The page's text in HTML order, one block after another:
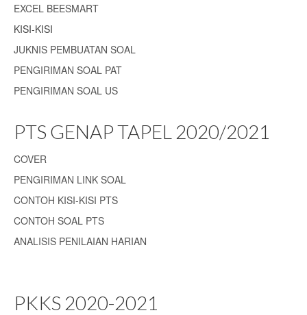
EXCEL BEESMART
KISI-KISI
JUKNIS PEMBUATAN SOAL
PENGIRIMAN SOAL PAT
PENGIRIMAN SOAL US
PTS GENAP TAPEL 2020/2021
COVER
PENGIRIMAN LINK SOAL
CONTOH KISI-KISI PTS
CONTOH SOAL PTS
ANALISIS PENILAIAN HARIAN
PKKS 2020-2021